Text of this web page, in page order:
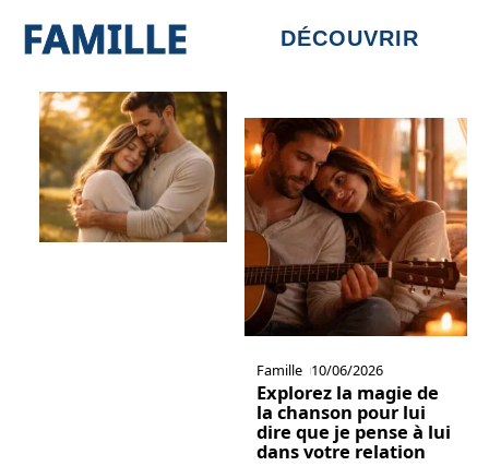
FAMILLE DÉCOUVRIR
Famille 10/06/2026
Explorez la magie de
la chanson pour lui
dire que je pense à lui
dans votre relation